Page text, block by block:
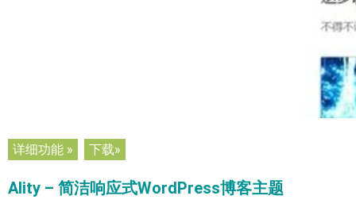
详细功能 » 下载»
Ality – 简洁响应式WordPress博客主题